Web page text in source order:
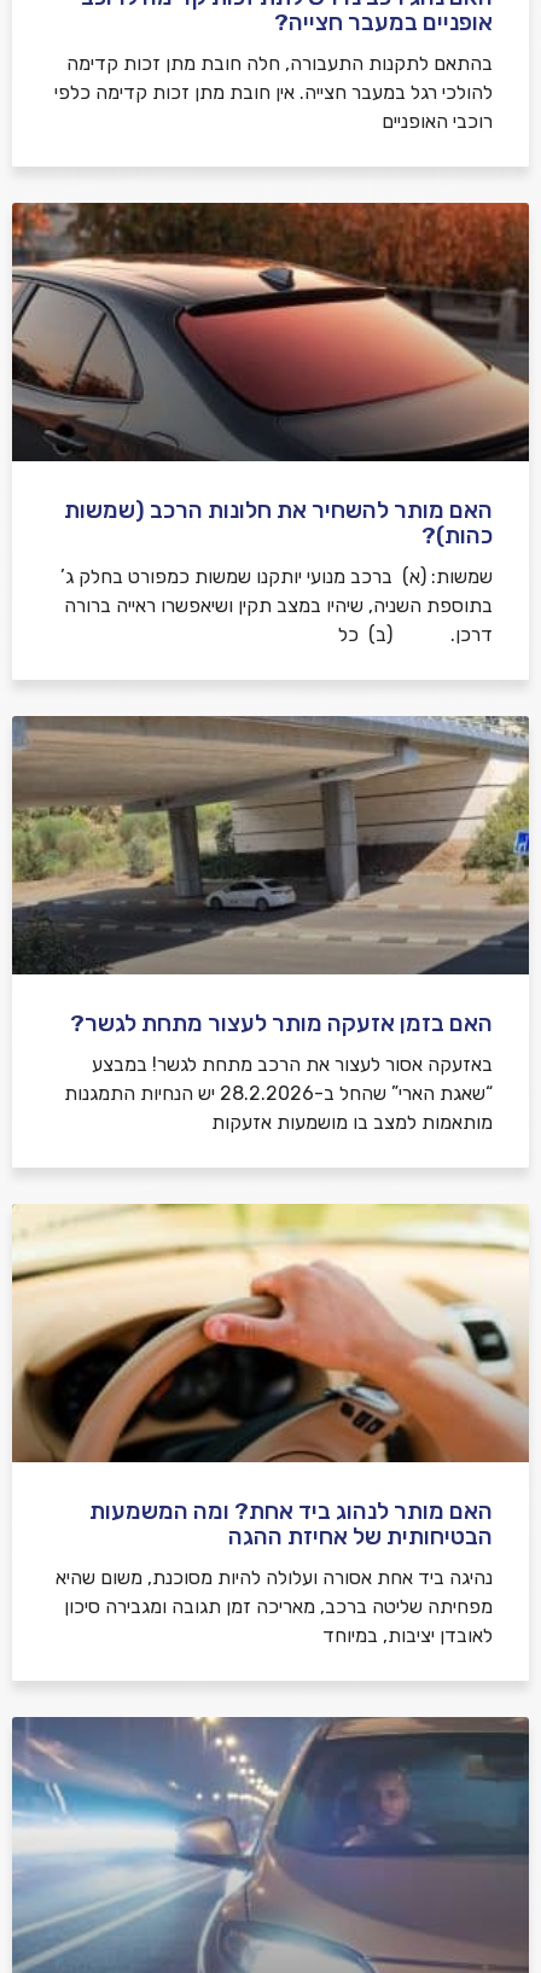
אופניים במעבר חצייה?
בהתאם לתקנות התעבורה, חלה חובת מתן זכות קדימה
להולכי רגל במעבר חצייה. אין חובת מתן זכות קדימה כלפי
רוכבי האופניים
האם מותר להשחיר את חלונות הרכב (שמשות
כהות)?
שמשות: (א) ברכב מנועי יותקנו שמשות כמפורט בחלק ג’
בתוספת השניה, שיהיו במצב תקין ושיאפשרו ראייה ברורה
דרכן. (ב) כל
האם בזמן אזעקה מותר לעצור מתחת לגשר?
באזעקה אסור לעצור את הרכב מתחת לגשר! במבצע
“שאגת הארי” שהחל ב-28.2.2026 יש הנחיות התמגנות
מותאמות למצב בו מושמעות אזעקות
האם מותר לנהוג ביד אחת? ומה המשמעות
הבטיחותית של אחיזת ההגה
נהיגה ביד אחת אסורה ועלולה להיות מסוכנת, משום שהיא
מפחיתה שליטה ברכב, מאריכה זמן תגובה ומגבירה סיכון
לאובדן יציבות, במיוחד